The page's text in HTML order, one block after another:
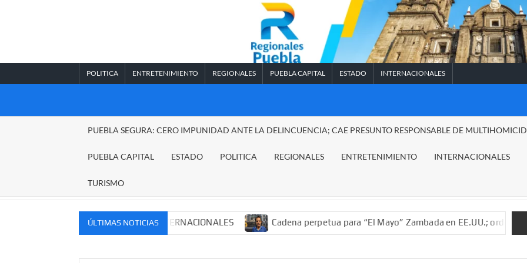
POLITICA ENTRETENIMIENTO REGIONALES PUEBLA CAPITAL ESTADO INTERNACIONALES
REGIONALES
PUEBLA SEGURA: CERO IMPUNIDAD ANTE LA DELINCUENCIA; CAE PRESUNTO RESPONSABLE DE
PUEBLA CAPITAL ESTADO POLITICA REGIONALES ENTRETENIMIENTO INTERNACIONALES
TURISMO
ÚLTIMAS NOTICIAS
NACIONALES E INTERNACIONALES Cadena perpetua para “El Mayo” Zambada en EE.UU.; ordenan decomiso